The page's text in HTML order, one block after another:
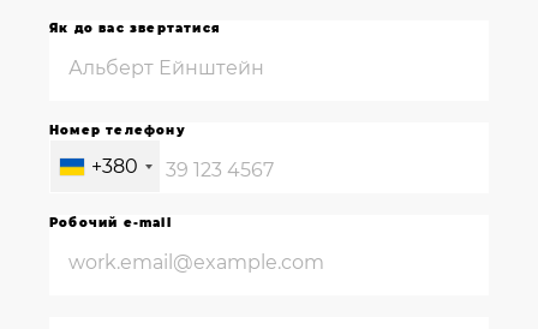
Як до вас звертатися
Номер телефону
+380
Робочий e-mail